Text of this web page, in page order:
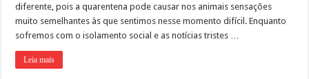
diferente, pois a quarentena pode causar nos animais sensações
muito semelhantes às que sentimos nesse momento difícil. Enquanto
sofremos com o isolamento social e as notícias tristes …
Leia mais